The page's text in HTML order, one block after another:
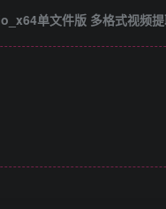
单文件版 多格式视频